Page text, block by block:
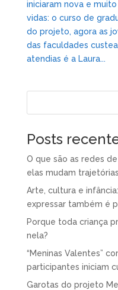
iniciaram nova e
vidas: o curso de
do projeto, agora as
das faculdades
atendias é a Laura...
Posts
O que são as redes
elas mudam
Arte, cultura e
expressar também é
Porque toda criança
nela?
“Meninas Valentes”
participantes iniciam
Garotas do projeto